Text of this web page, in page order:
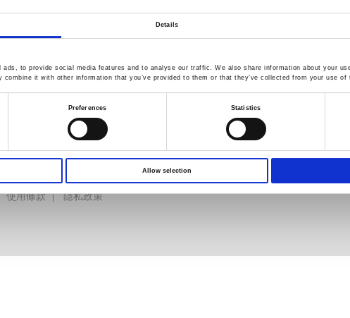
Details
to provide social media features and to analyse our traffic. We also share information about your
combine it with other information that you’ve provided to them or that they’ve collected from your use of
Preferences Statistics
Allow selection
使用條款 隱私政策